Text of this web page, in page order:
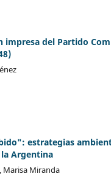
impresa del Partido
estrategias
Argentina
Marisa Miranda